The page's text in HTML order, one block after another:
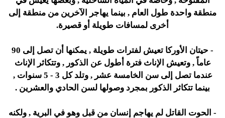
منطقة واحدة طول العام , بينما يهاجر الآخرين من منطقة إلى
أخرى لمسافات طويلة أو قصيرة.
- حيتان الأوركا تعيش لفترات طويلة , يمكنها أن تصل إلى 90
عاماً , وتعيش الإناث فترة أطول عن الذكور , وتتكاثر الإناث
عندما تصل إلى سن الخامسة عشر , وتلد كل 3 - 5 سنوات ,
بينما تتكاثر الذكور بمجرد وصولها لسن الحادي والعشرين .
- الحوت القاتل لم يهاجم إنسان من قبل وهو في البرية , ولكنه